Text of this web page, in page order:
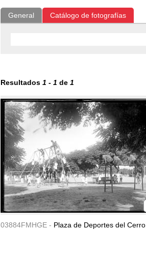
General Catálogo de fotografías
Resultados 1 - 1 de 1
03884FMHGE - Plaza de Deportes del Cerro.